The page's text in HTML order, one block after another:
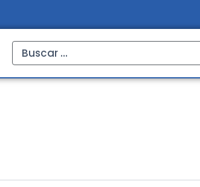
Search